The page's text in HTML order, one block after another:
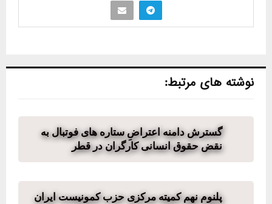
نوشته های مرتبط:
گسترش دامنه اعتراضِ ستاره های فوتبال به
نقض حقوق انسانی کارگران در قطر
پلنوم نهم کمیته مرکزی حزب کمونیست ایران